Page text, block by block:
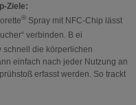
Ziele:
®Spray mit NFC-Chip lässt
verbinden. B ei
schnell die körperlichen
einfach nach jeder Nutzung an
erfasst werden. So trackt